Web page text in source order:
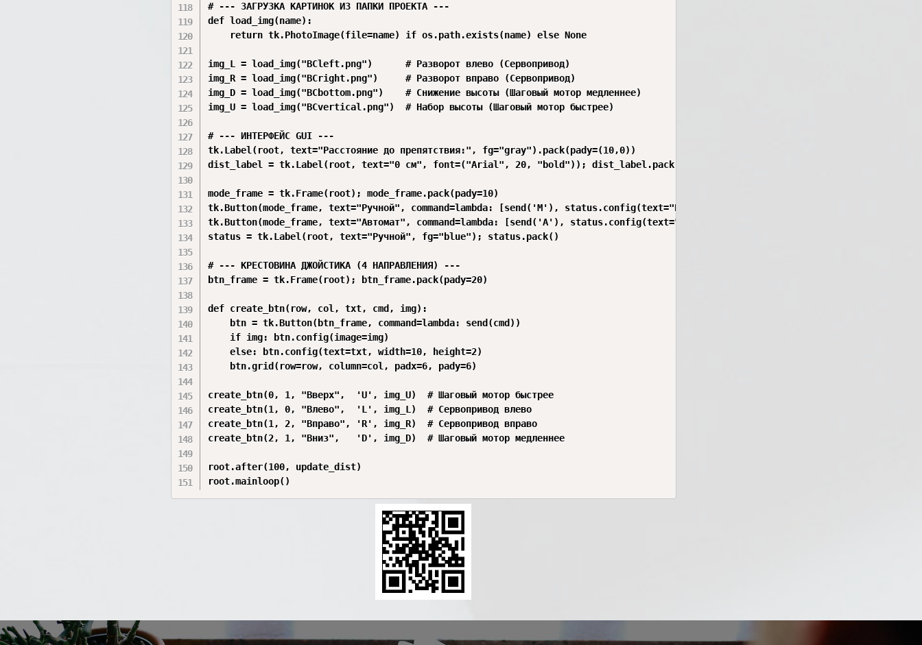
# --- ЗАГРУЗКА КАРТИНОК ИЗ ПАПКИ ПРОЕКТА ---
def load_img(name):
    return tk.PhotoImage(file=name) if os.path.exists(name) else None
img_L = load_img("BCleft.png")      # Разворот влево (Сервопривод)
img_R = load_img("BCright.png")     # Разворот вправо (Сервопривод)
img_D = load_img("BCbottom.png")    # Снижение высоты (Шаговый мотор медленнее)
img_U = load_img("BCvertical.png")  # Набор высоты (Шаговый мотор быстрее)
# --- ИНТЕРФЕЙС GUI ---
tk.Label(root, text="Расстояние до препятствия:", fg="gray").pack(pady=(10,0))
dist_label = tk.Label(root, text="0 см", font=("Arial", 20, "bold")); dist_label.pack()
mode_frame = tk.Frame(root); mode_frame.pack(pady=10)
tk.Button(mode_frame, text="Ручной", command=lambda: [send('M'), status.config(text="Ручной", fg="blue")],
tk.Button(mode_frame, text="Автомат", command=lambda: [send('A'), status.config(text="Автомат", fg="green")],
status = tk.Label(root, text="Ручной", fg="blue"); status.pack()
# --- КРЕСТОВИНА ДЖОЙСТИКА (4 НАПРАВЛЕНИЯ) ---
btn_frame = tk.Frame(root); btn_frame.pack(pady=20)
def create_btn(row, col, txt, cmd, img):
    btn = tk.Button(btn_frame, command=lambda: send(cmd))
    if img: btn.config(image=img)
    else: btn.config(text=txt, width=10, height=2)
    btn.grid(row=row, column=col, padx=6, pady=6)
create_btn(0, 1, "Вверх",  'U', img_U)  # Шаговый мотор быстрее
create_btn(1, 0, "Влево",  'L', img_L)  # Сервопривод влево
create_btn(1, 2, "Вправо", 'R', img_R)  # Сервопривод вправо
create_btn(2, 1, "Вниз",   'D', img_D)  # Шаговый мотор медленнее
root.after(100, update_dist)